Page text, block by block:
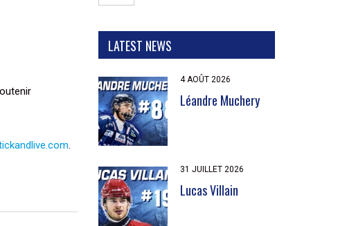
.
LATEST NEWS
4 AOÛT 2026
Léandre Muchery
31 JUILLET 2026
Lucas Villain